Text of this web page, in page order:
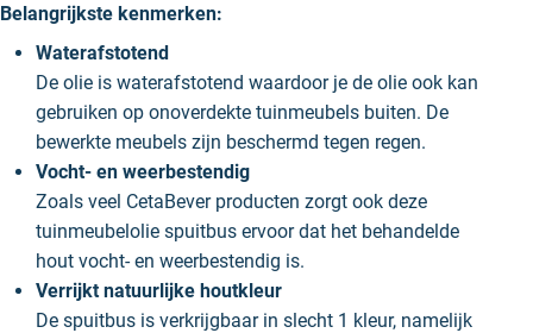
Belangrijkste kenmerken:
Waterafstotend
De olie is waterafstotend waardoor je de olie ook kan
gebruiken op onoverdekte tuinmeubels buiten. De
bewerkte meubels zijn beschermd tegen regen.
Vocht- en weerbestendig
Zoals veel CetaBever producten zorgt ook deze
tuinmeubelolie spuitbus ervoor dat het behandelde
hout vocht- en weerbestendig is.
Verrijkt natuurlijke houtkleur
De spuitbus is verkrijgbaar in slecht 1 kleur, namelijk